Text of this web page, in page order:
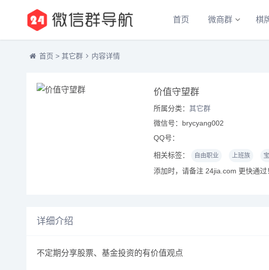
首页 微商群 棋
首页 > 其它群 内容详情
价值守望群
所属分类： 其它群
微信号：brycyang002
QQ号：
相关标签： 自由职业 上班族
添加时，请备注 24jia.com 更快通过
详细介绍
不定期分享股票、基金投资的有价值观点